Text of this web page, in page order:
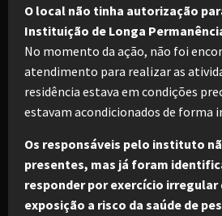
O local não tinha autorização
Instituição de Longa
No momento da ação, não foi
atendimento para realizar as
residência estava em condições
estavam acondicionados de forma
Os responsáveis pelo instituto
presentes, mas já foram
responder por exercício irregular
exposição a risco da saúde de